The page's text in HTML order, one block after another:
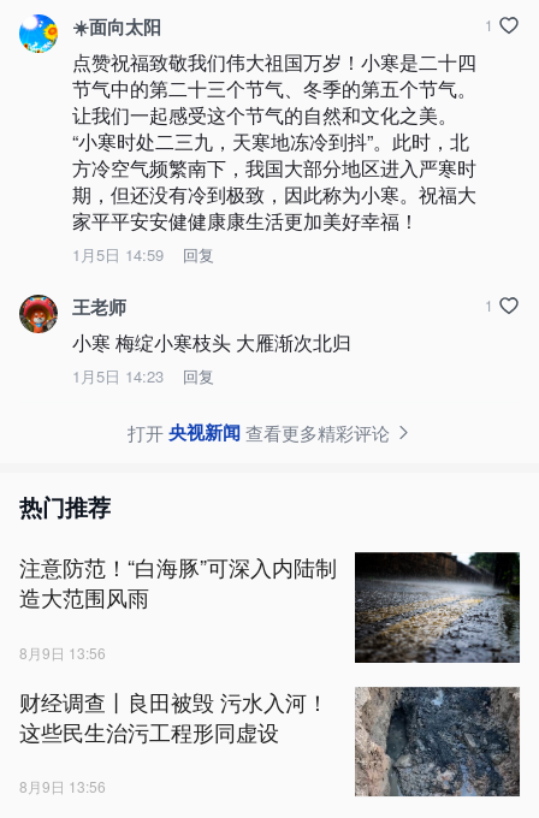
☀️面向太阳
点赞祝福致敬我们伟大祖国万岁！小寒是二十四
节气中的第二十三个节气、冬季的第五个节气。
让我们一起感受这个节气的自然和文化之美。
“小寒时处二三九，天寒地冻冷到抖”。此时，北
方冷空气频繁南下，我国大部分地区进入严寒时
期，但还没有冷到极致，因此称为小寒。祝福大
家平平安安健健康康生活更加美好幸福！
1月5日 14:59 回复
1
王老师
小寒 梅绽小寒枝头 大雁渐次北归
1月5日 14:23 回复
1
打开央视新闻查看更多精彩评论
热门推荐
注意防范！“白海豚”可深入内陆制
造大范围风雨
8月9日 13:56
财经调查丨良田被毁 污水入河！
这些民生治污工程形同虚设
8月9日 13:56